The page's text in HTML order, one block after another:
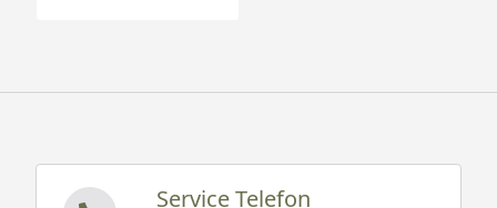
Service Telefon